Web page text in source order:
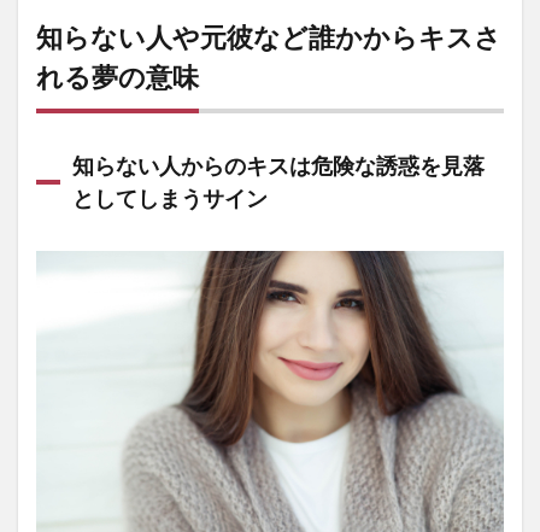
知らない人や元彼など誰かからキスさ
れる夢の意味
知らない人からのキスは危険な誘惑を見落
としてしまうサイン